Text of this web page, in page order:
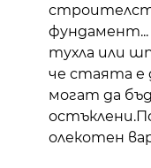
фундамент
тухла или
че стаята е
могат да
олекотен